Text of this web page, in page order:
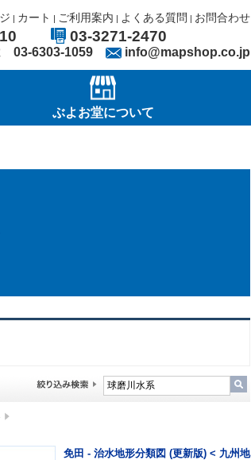
| カート | ご利用案内 | よくある質問 | お問合わせ
03-3271-2470
03-6303-1059 info@mapshop.co.jp
ぶよお堂について
免田 - 治水地形分類図 (更新版) < 九州地